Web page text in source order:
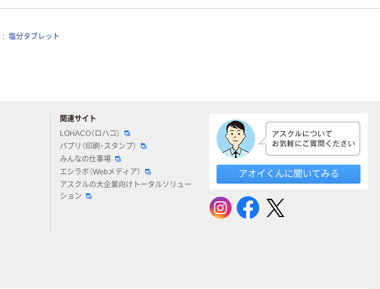
塩分タブレット
関連サイト
LOHACO（ロハコ）
パプリ（印刷・スタンプ）
みんなの仕事場
エシラボ（Webメディア）
アスクルの大企業向けトータルソリュー
ション
アオイくんに聞いてみる